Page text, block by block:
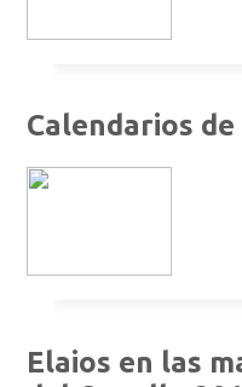
Calendarios
Elaios en las